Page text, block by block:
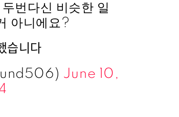
번다신 비슷한 일
아니에요?
습니다
June 10,